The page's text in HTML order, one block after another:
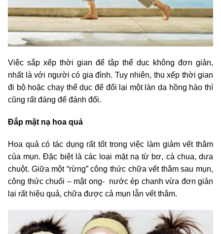
Việc sắp xếp thời gian để tập thể dục không đơn giản,
nhất là với người có gia đình. Tuy nhiên, thu xếp thời gian
đi bộ hoặc chạy thể dục để đổi lại một làn da hồng hào thì
cũng rất đáng để đánh đổi.
Đắp mặt nạ hoa quả
Hoa quả có tác dụng rất tốt trong việc làm giảm vết thâm
của mụn. Đặc biệt là các loại mặt nạ từ bơ, cà chua, dưa
chuột. Giữa một “rừng” công thức chữa vết thâm sau mụn,
công thức chuối – mật ong- nước ép chanh vừa đơn giản
lại rất hiệu quả, chữa được cả mụn lẫn vết thâm.